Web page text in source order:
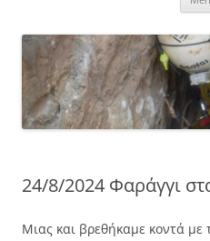
24/8/2024 Φαράγγι
Μιας και βρεθήκαμε κοντά